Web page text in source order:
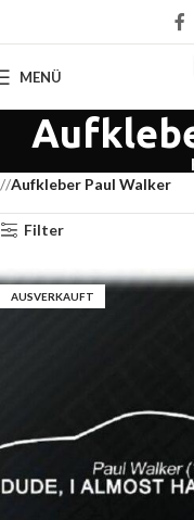
MENÜ
Aufkleber Paul Walker
Filter
AUSVERKAUFT